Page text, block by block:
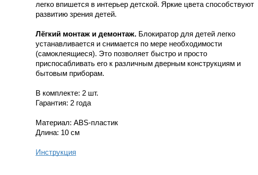
легко впишется в интерьер детской. Яркие цвета способствуют
развитию зрения детей.
Лёгкий монтаж и демонтаж. Блокиратор для детей легко
устанавливается и снимается по мере необходимости
(самоклеящиеся). Это позволяет быстро и просто
приспосабливать его к различным дверным конструкциям и
бытовым приборам.
В комплекте: 2 шт.
Гарантия: 2 года
Материал: ABS-пластик
Длина: 10 см
Инструкция